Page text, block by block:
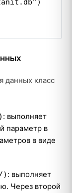
)
данных класс
: выполняет
параметр в
в виде
) : выполняет
Через второй